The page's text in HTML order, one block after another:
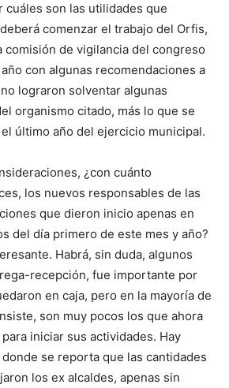
cuáles son las utilidades que
comenzar el trabajo del Orfis,
comisión de vigilancia del congreso
con algunas recomendaciones a
lograron solventar algunas
organismo citado, más lo que se
último año del ejercicio municipal.
¿con cuánto
los nuevos responsables de las
que dieron inicio apenas en
del día primero de este mes y año?
Habrá, sin duda, algunos
recepción, fue importante por
en caja, pero en la mayoría de
son muy pocos los que ahora
iniciar sus actividades. Hay
se reporta que las cantidades
los ex alcaldes, apenas sin